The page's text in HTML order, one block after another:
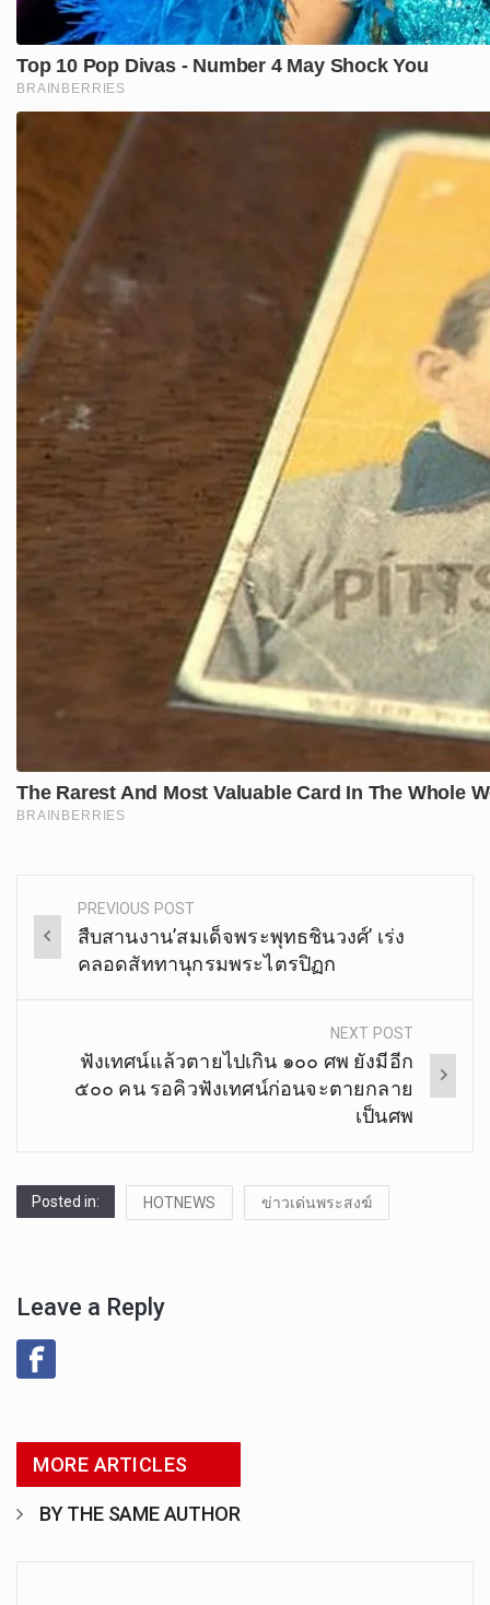
Post
navigation
PREVIOUS POST
สืบสานงาน’สมเด็จพระพุทธชินวงศ์’ เร่ง
คลอดสัททานุกรมพระไตรปิฏก
NEXT POST
ฟังเทศน์แล้วตายไปเกิน ๑๐๐ ศพ ยังมีอีก
๕๐๐ คน รอคิวฟังเทศน์ก่อนจะตายกลาย
เป็นศพ
Posted in: HOTNEWS ข่าวเด่นพระสงฆ์
Leave a Reply
MORE ARTICLES
BY THE SAME AUTHOR